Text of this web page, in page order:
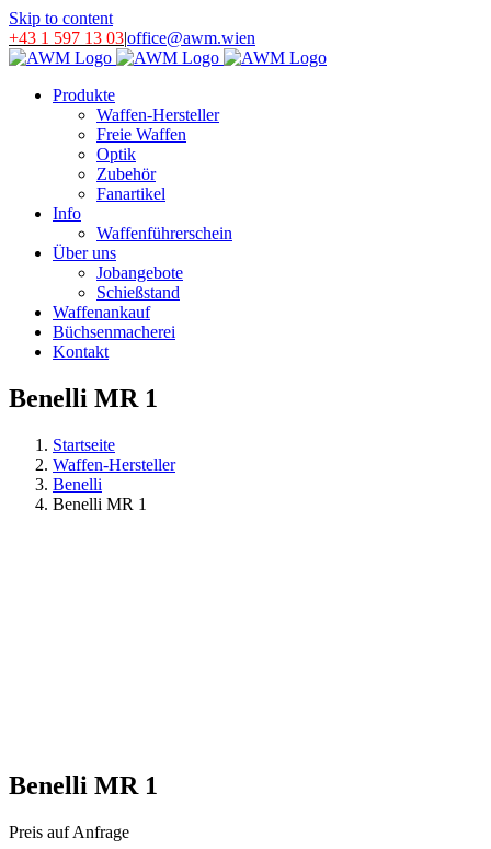
Skip to content
+43 1 597 13 03|office@awm.wien
Produkte
Waffen-Hersteller
Freie Waffen
Optik
Zubehör
Fanartikel
Info
Waffenführerschein
Über uns
Jobangebote
Schießstand
Waffenankauf
Büchsenmacherei
Kontakt
Benelli MR 1
Startseite
Waffen-Hersteller
Benelli
Benelli MR 1
Benelli MR 1
Preis auf Anfrage